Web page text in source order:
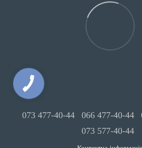
073 477-40-44 066 477-40-44
073 577-40-44